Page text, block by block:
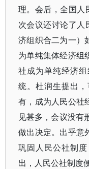
理。会后，全国人
次会议还讨论了人
济组织合二为一）
为单纯集体经济组
社成为单纯经济
统。杜润生提出
有，成为人民公社
见甚多，会议没有
做出决定。出乎意
巩固人民公社制
出，人民公社制度